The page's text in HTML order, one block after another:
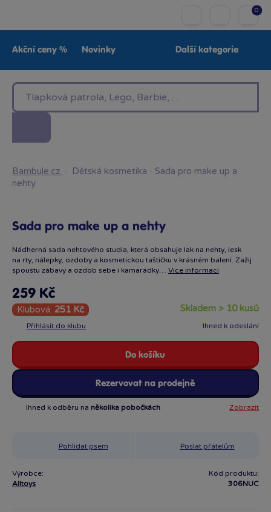
0
Akční ceny % Novinky
Baby Značky
Další kategorie
Bambule.cz · Dětská kosmetika · Sada pro make up a
nehty
Sada pro make up a nehty
Nádherná sada nehtového studia, která obsahuje lak na nehty, lesk
na rty, nálepky, ozdoby a kosmetickou taštičku v krásném balení. Zažij
spoustu zábavy a ozdob sebe i kamarádky… Více informací
259 Kč
Klubová: 251 Kč
Přihlásit do klubu
skladem > 10 kusů
Ihned k odeslání
Rezervovat na prodejně
Do košíku
Ihned k odběru na několika pobočkách Zobrazit
Pohlídat psem Poslat přátelům
Výrobce:
Alltoys
Kód produktu:
306NUC